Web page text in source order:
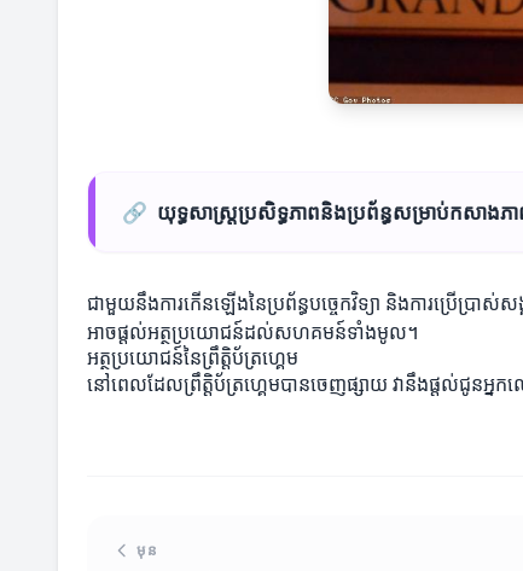
🔗 យុទ្ធសាស្ត្រប្រសិទ្ធភាពនិងប្រព័ន្ធសម្រាប់កសាង
ជាមួយនឹងការកើនឡើងនៃប្រព័ន្ធបច្ចេកវិទ្យា និងការប្រើប្
អាចផ្តល់អត្ថប្រយោជន៍ដល់សហគមន៍ទាំងមូល។
អត្ថប្រយោជន៍នៃព្រឹត្តិប័ត្រហ្គេម
នៅពេលដែលព្រឹត្តិប័ត្រហ្គេមបានចេញផ្សាយ វានឹងផ្តល់ជូនអ្នក
មុន